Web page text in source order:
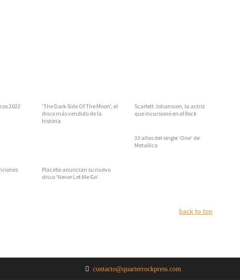
2022
'The Dark Side Of The Moon', el
disco más vendido de la
historia
Scarlett Johansson, la actriz
que incursionó en el Rock
33 años del single ‘One’ de
Metallica
Placebo anuncian su nuevo
disco 'Never Let Me Go'
back to top
contacto@quarterrockpress.com